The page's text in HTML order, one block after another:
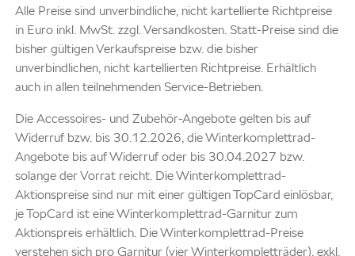
Alle Preise sind unverbindliche, nicht kartellierte Richtpreise
in Euro inkl. MwSt. zzgl. Versandkosten. Statt-Preise sind die
bisher gültigen Verkaufspreise bzw. die bisher
unverbindlichen, nicht kartellierten Richtpreise. Erhältlich
auch in allen teilnehmenden Service-Betrieben.
Die Accessoires- und Zubehör-Angebote gelten bis auf
Widerruf bzw. bis 30.12.2026, die Winterkomplettrad-
Angebote bis auf Widerruf oder bis 30.04.2027 bzw.
solange der Vorrat reicht. Die Winterkomplettrad-
Aktionspreise sind nur mit einer gültigen TopCard einlösbar,
je TopCard ist eine Winterkomplettrad-Garnitur zum
Aktionspreis erhältlich. Die Winterkomplettrad-Preise
verstehen sich pro Garnitur (vier Winterkompletträder), exkl.